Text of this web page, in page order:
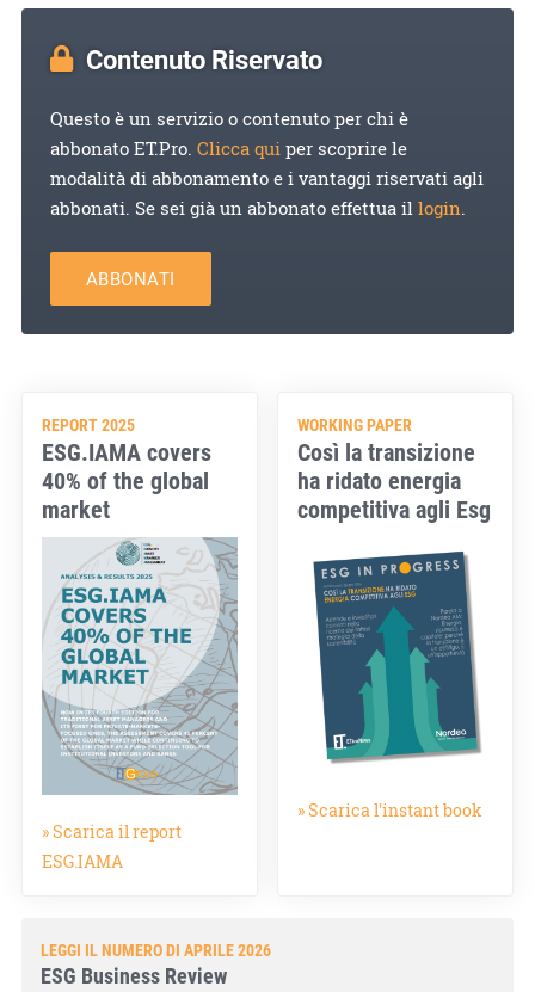
Contenuto Riservato
Questo è un servizio o contenuto per chi è
abbonato ET.Pro. Clicca quiper scoprire le
modalità di abbonamento e i vantaggi riservati agli
abbonati. Se sei già un abbonato effettua illogin.
ABBONATI
REPORT 2025
ESG.IAMA covers
40% of the global
market
» Scarica il report
ESG.IAMA
WORKING PAPER
Così la transizione
ha ridato energia
competitiva agli Esg
» Scarica l'instant book
LEGGI IL NUMERO DI APRILE 2026
ESG Business Review